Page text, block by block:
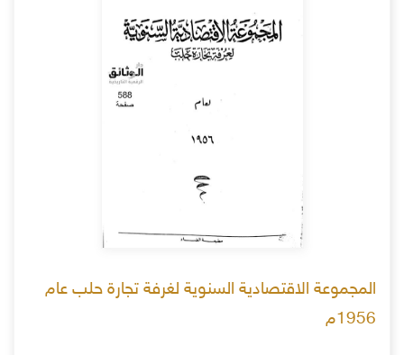
المجموعة الاقتصادية السنوية لغرفة تجارة حلب عام
1956م